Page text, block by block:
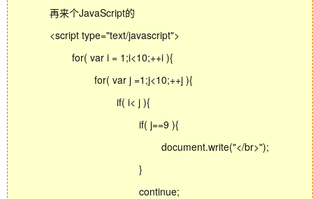
再来个JavaScript的
<script type="text/javascript">
for( var i = 1;i<10;++i ){
for( var j =1;j<10;++j ){
if( i< j ){
if( j==9 ){
document.write("</br>");
}
continue;